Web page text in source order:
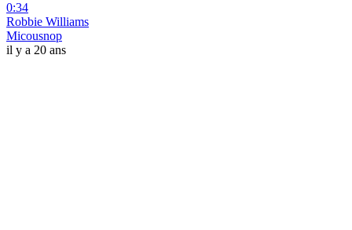
0:34
Robbie Williams
Micousnop
il y a 20 ans